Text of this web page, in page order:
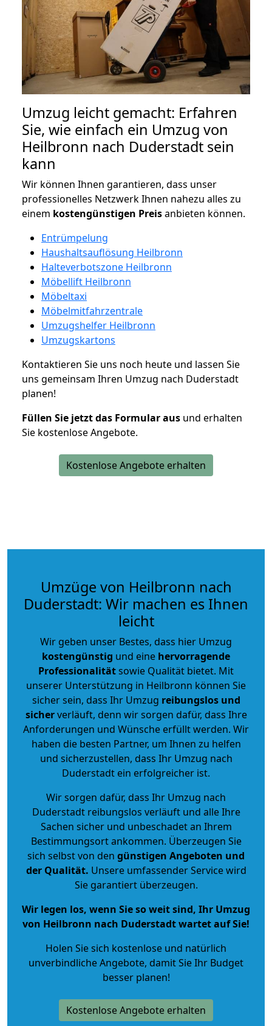
Umzug leicht gemacht: Erfahren
Sie, wie einfach ein Umzug von
Heilbronn nach Duderstadt sein
kann
Wir können Ihnen garantieren, dass unser
professionelles Netzwerk Ihnen nahezu alles zu
einem kostengünstigen Preisanbieten können.
Entrümpelung
Haushaltsauflösung Heilbronn
Halteverbotszone Heilbronn
Möbellift Heilbronn
Möbeltaxi
Möbelmitfahrzentrale
Umzugshelfer Heilbronn
Umzugskartons
Kontaktieren Sie uns noch heute und lassen Sie
uns gemeinsam Ihren Umzug nach Duderstadt
planen!
Füllen Sie jetzt das Formular aus und erhalten
Sie kostenlose Angebote.
Kostenlose Angebote erhalten
Umzüge von Heilbronn nach
Duderstadt: Wir machen es Ihnen
leicht
Wir geben unser Bestes, dass hier Umzug
kostengünstig und eine hervorragende
Professionalitätsowie Qualität bietet. Mit
unserer Unterstützung in Heilbronn können Sie
sicher sein, dass Ihr Umzug reibungslos und
sicherverläuft, denn wir sorgen dafür, dass Ihre
Anforderungen und Wünsche erfüllt werden. Wir
haben die besten Partner, um Ihnen zu helfen
und sicherzustellen, dass Ihr Umzug nach
Duderstadt ein erfolgreicher ist.
Wir sorgen dafür, dass Ihr Umzug nach
Duderstadt reibungslos verläuft und alle Ihre
Sachen sicher und unbeschadet an Ihrem
Bestimmungsort ankommen. Überzeugen Sie
sich selbst von den günstigen Angeboten und
der Qualität. Unsere umfassender Service wird
Sie garantiert überzeugen.
Wir legen los, wenn Sie so weit sind, Ihr Umzug
von Heilbronn nach Duderstadt wartet auf Sie!
Holen Sie sich kostenlose und natürlich
unverbindliche Angebote, damit Sie Ihr Budget
besser planen!
Kostenlose Angebote erhalten